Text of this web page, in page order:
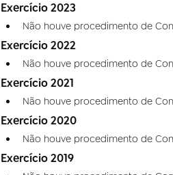
Exercício 2023
Não houve procedimento de
Exercício 2022
Não houve procedimento de
Exercício 2021
Não houve procedimento de
Exercício 2020
Não houve procedimento de
Exercício 2019